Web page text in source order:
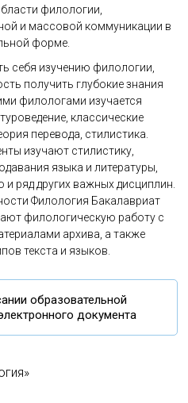
филологии,
и массовой коммуникации в
форме.
себя изучению филологии,
получить глубокие знания
филологами изучается
классические
перевода, стилистика.
изучают стилистику,
языка и литературы,
ряд других важных дисциплин.
Филология Бакалавриат
филологическую работу с
архива, а также
текста и языков.
образовательной
документа